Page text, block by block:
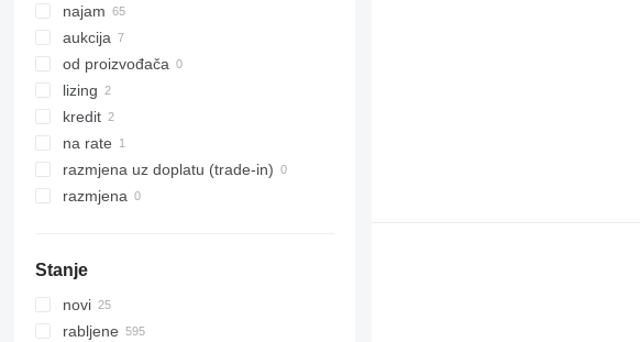
najam
aukcija
od proizvođača
lizing
kredit
na rate
razmjena uz doplatu (trade-in)
razmjena
Stanje
novi
rabljene